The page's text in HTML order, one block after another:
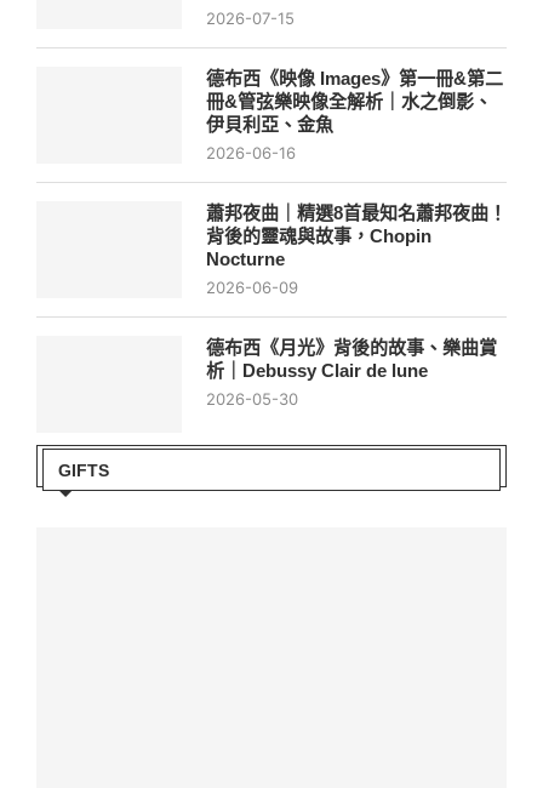
2026-07-15
德布西《映像 Images》第一冊&第二
冊&管弦樂映像全解析｜水之倒影、
伊貝利亞、金魚
2026-06-16
蕭邦夜曲｜精選8首最知名蕭邦夜曲！
背後的靈魂與故事，Chopin
Nocturne
2026-06-09
德布西《月光》背後的故事、樂曲賞
析｜Debussy Clair de lune
2026-05-30
GIFTS